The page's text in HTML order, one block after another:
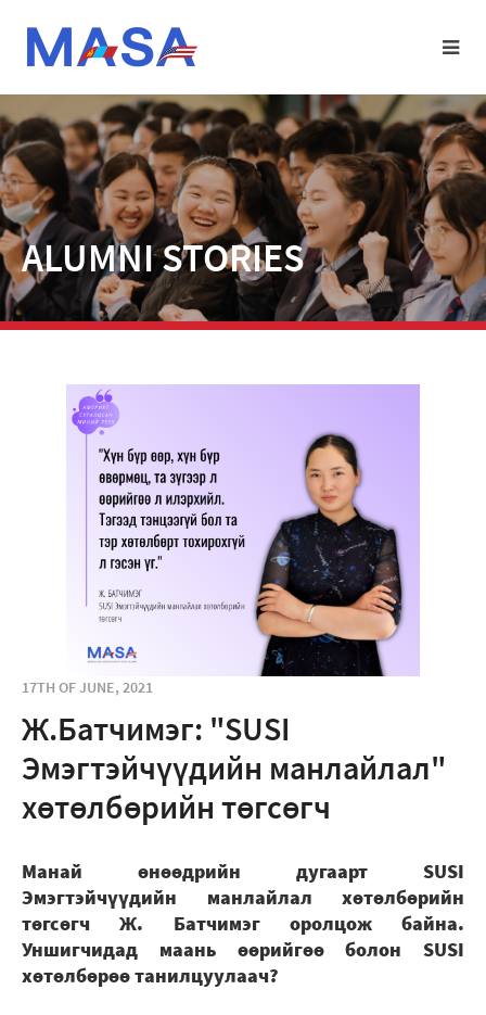
ALUMNI STORIES
17TH OF JUNE, 2021
Ж.Батчимэг: "SUSI
Эмэгтэйчүүдийн манлайлал"
хөтөлбөрийн төгсөгч
Манай өнөөдрийн дугаарт SUSI
Эмэгтэйчүүдийн манлайлал хөтөлбөрийн
төгсөгч Ж. Батчимэг оролцож байна.
Уншигчидад маань өөрийгөө болон SUSI
хөтөлбөрөө танилцуулаач?